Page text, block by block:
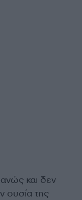
και δεν
ουσία της